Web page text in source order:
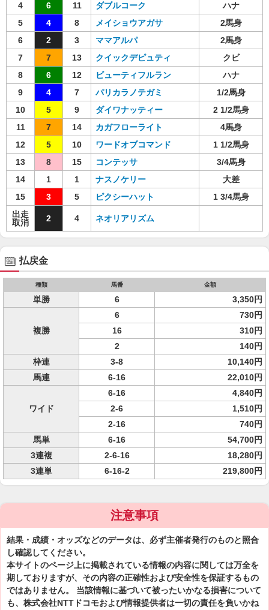
4
6 11 ダブルコーク
ハナ
5
4 8 メイショウアガサ
2馬身
6
2 3 ママアルパ
2馬身
7
7 13 クイックデピュティ
クビ
8
6 12 ビューティフルラン
ハナ
9
4 7 パリカラノテガミ
1/2馬身
10
5 9 ダイワナッティー
2 1/2馬身
11
7 14 カガフローライト
4馬身
12
5 10 ワードオブコマンド
1 1/2馬身
13
8 15 コンテッサ
3/4馬身
14
1 1 ナスノケリー
大差
15
3 5 ピクシーハット
1 3/4馬身
出走
取消
2 4 ネオリアリズム
払戻金
種類 馬番 金額
単勝 6 3,350円
複勝
6
730円
16
310円
2
140円
枠連
3-8
10,140円
馬連
6-16 22,010円
ワイド
6-16
4,840円
2-6
1,510円
2-16
740円
馬単
6-16
54,700円
3連複
2-6-16
18,280円
3連単
6-16-2 219,800円
注意事項
結果・成績・オッズなどのデータは、必ず主催者発行のものと照合
し確認してください。
本サイトのページ上に掲載されている情報の内容に関しては万全を
期しておりますが、その内容の正確性および安全性を保証するもの
ではありません。 当該情報に基づいて被ったいかなる損害について
も、株式会社NTTドコモおよび情報提供者は一切の責任を負いかね